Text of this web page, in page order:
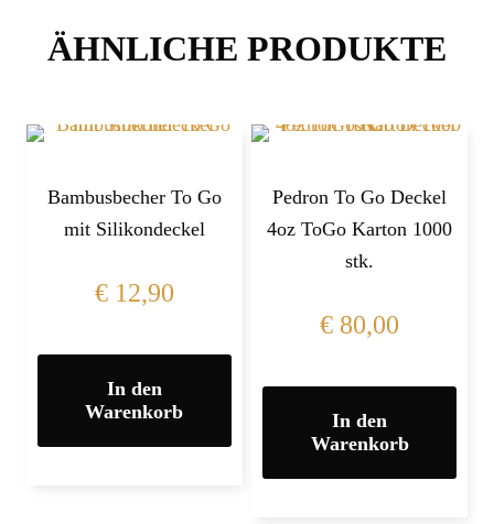
ÄHNLICHE PRODUKTE
Bambusbecher To Go
mit Silikondeckel
€12,90
In den
Warenkorb
Pedron To Go Deckel
4oz ToGo Karton 1000
stk.
€ 80,00
In den
Warenkorb